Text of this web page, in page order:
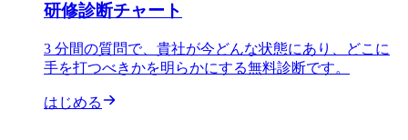
研修診断チャート
3 分間の質問で、貴社が今どんな状態にあり、どこに
手を打つべきかを明らかにする無料診断です。
はじめる